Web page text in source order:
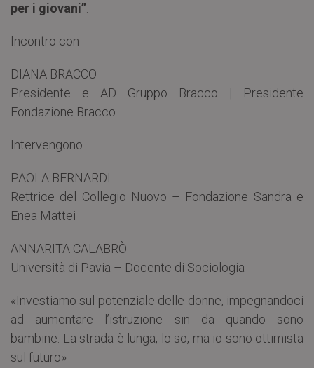
per i giovani”.
Incontro con
DIANA BRACCO
Presidente e AD Gruppo Bracco | Presidente
Fondazione Bracco
Intervengono
PAOLA BERNARDI
Rettrice del Collegio Nuovo – Fondazione Sandra e
Enea Mattei
ANNARITA CALABRÒ
Università di Pavia – Docente di Sociologia
«Investiamo sul potenziale delle donne, impegnandoci
ad aumentare l’istruzione sin da quando sono
bambine. La strada è lunga, lo so, ma io sono ottimista
sul futuro»